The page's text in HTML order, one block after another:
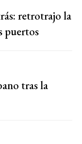
retrotrajo la
puertos
tras la